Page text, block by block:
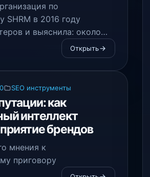
по
SHRM в 2016 году
и выяснила: около
через личные
программы — и
в открытом
легенда
Открыть
SEO инструменты
как
интеллект
брендов
мнения к
приговору